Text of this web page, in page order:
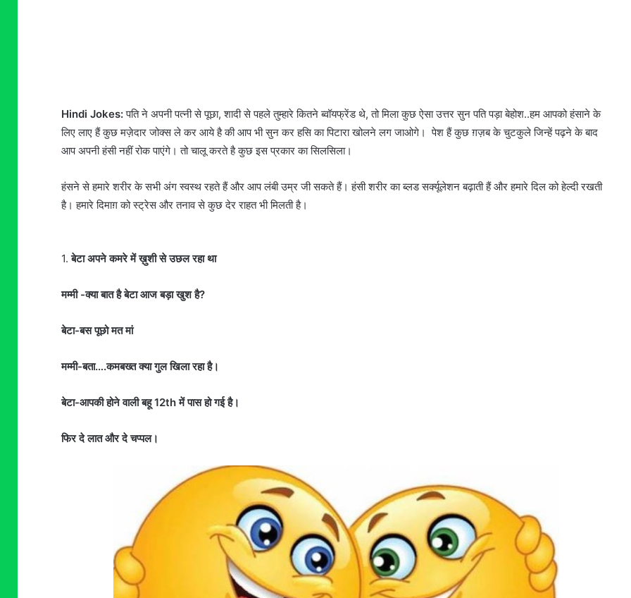
Hindi Jokes:पति ने अपनी पत्नी से पूछा, शादी से पहले तुम्हारे कितने ब्वॉयफ्रेंड थे, तो मिला कुछ ऐसा उत्तर सुन पति पड़ा बेहोश..हम आपको हंसाने के
लिए लाए हैं कुछ मज़ेदार जोक्स ले कर आये है की आप भी सुन कर हसि का पिटारा खोलने लग जाओगे। पेश हैं कुछ ग़ज़ब के चुटकुले जिन्हें पढ़ने के बाद
आप अपनी हंसी नहीं रोक पाएंगे। तो चालू करते है कुछ इस प्रकार का सिलसिला।
हंसने से हमारे शरीर के सभी अंग स्वस्थ रहते हैं और आप लंबी उम्र जी सकते हैं। हंसी शरीर का ब्लड सर्क्यूलेशन बढ़ाती हैं और हमारे दिल को हेल्दी रखती
है। हमारे दिमाग़ को स्ट्रेस और तनाव से कुछ देर राहत भी मिलती है।
1.बेटा अपने कमरे में ख़ुशी से उछल रहा था
मम्मी -क्या बात है बेटा आज बड़ा खुश है?
बेटा-बस पूछो मत मां
मम्मी-बता….कमबख्त क्या गुल खिला रहा है।
बेटा-आपकी होने वाली बहू 12th में पास हो गई है।
फिर दे लात और दे चप्पल।